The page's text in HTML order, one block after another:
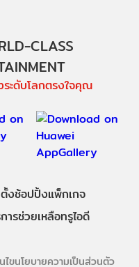
CLASS
ะดับโลกตรงใจคุณ
งช้อปปิ้งแพ็กเกจ
ารช่วยเหลือทรูไอดี
ไขนโยบายความเป็นส่วนตัว